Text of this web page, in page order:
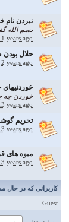
نبردن
بسم الله
years ago
حلال
2 years ago
خوردن چه
years ago
تحریم
years ago
میوه های
years ago
کاربرانی که در حال
Guest